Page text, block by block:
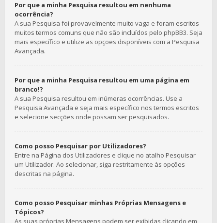
Por que a minha Pesquisa resultou em nenhuma
ocorrência?
A sua Pesquisa foi provavelmente muito vaga e foram escritos
muitos termos comuns que não são incluídos pelo phpBB3. Seja
mais específico e utilize as opções disponíveis com a Pesquisa
Avançada.
Por que a minha Pesquisa resultou em uma página em
branco!?
A sua Pesquisa resultou em inúmeras ocorrências. Use a
Pesquisa Avançada e seja mais específico nos termos escritos
e selecione secções onde possam ser pesquisados.
Como posso Pesquisar por Utilizadores?
Entre na Página dos Utilizadores e clique no atalho Pesquisar
um Utilizador. Ao selecionar, siga restritamente às opções
descritas na página.
Como posso Pesquisar minhas Próprias Mensagens e
Tópicos?
As suas próprias Mensagens podem ser exibidas clicando em